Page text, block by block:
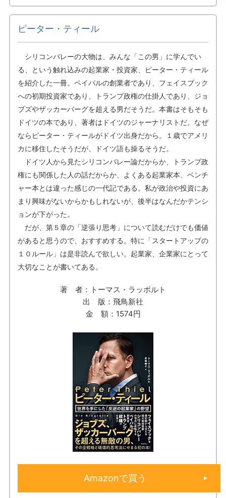
ピーター・ティール
シリコンバレーの大物は、みんな「この男」に学んでい
る、という触れ込みの起業家・投資家、ピーター・ティール
を紹介した一冊。ペイパルの創業者であり、フェイスブック
への初期投資家であり、トランプ政権の仕掛人であり、ジョ
ブズやザッカーバーグを超える男だそうだ。本書はそもそも
ドイツの本であり、著者はドイツのジャーナリストだ。なぜ
ならピーター・ティールがドイツ出身だから。１歳でアメリ
カに移住したそうだが、ドイツ語も操るそうだ。
ドイツ人から見たシリコンバレー論だからか、トランプ政
権にも関係した人の話だからか、よくある起業家本、ベンチ
ャー本とは違った感じの一代記である。私が政治や投資にあ
まり興味がないからかもしれないが、後半はなんだかテンシ
ョンが下がった。
だが、第５章の「逆張り思考」について読むだけでも価値
があると思うので、おすすめする。特に「スタートアップの
１０ルール」は是非読んで欲しい。起業家、企業家にとって
大切なことが書いてある。
著 者：トーマス・ラッポルト
出 版：飛鳥新社
金 額：1574円
Amazonで買う